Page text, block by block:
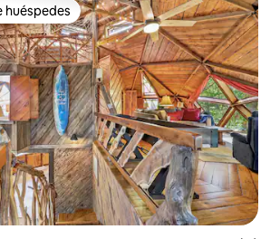
Favorito entre huéspedes
huéspedes